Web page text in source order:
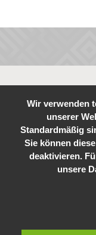
Wir verwenden
unserer
Standardmäßig
Sie können
deaktivieren.
unsere